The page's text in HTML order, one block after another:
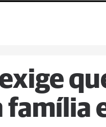
família